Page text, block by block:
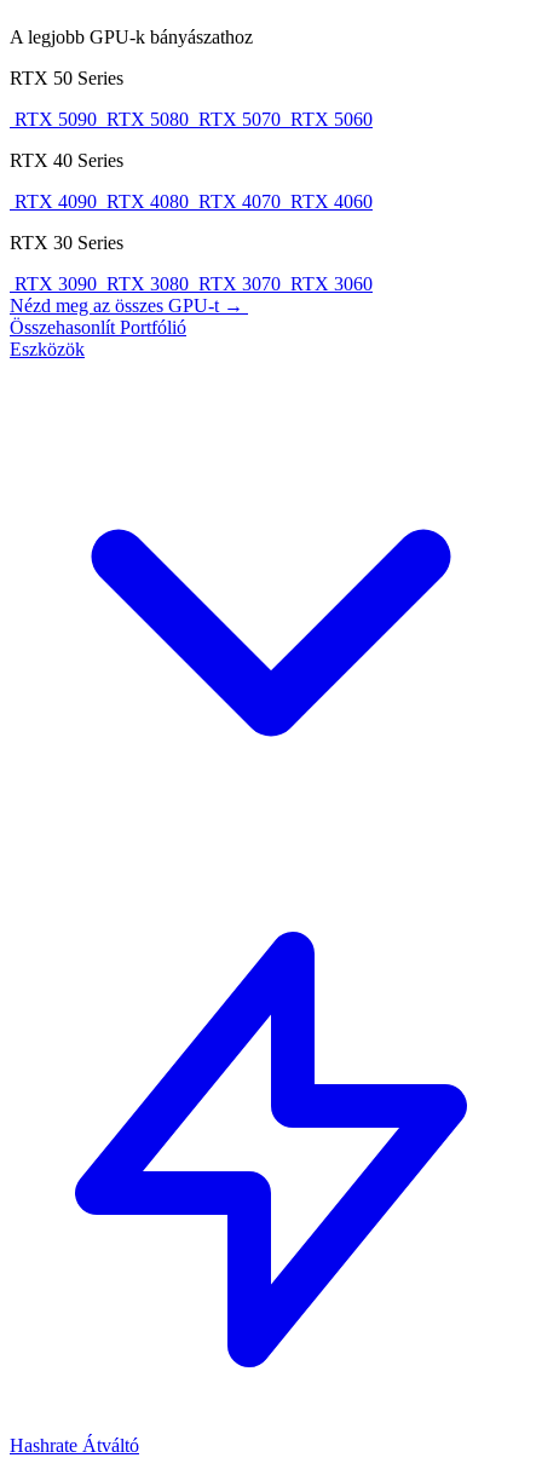
A legjobb GPU-k bányászathoz
RTX 50 Series
RTX 5090 RTX 5080 RTX 5070 RTX 5060
RTX 40 Series
RTX 4090 RTX 4080 RTX 4070 RTX 4060
RTX 30 Series
RTX 3090 RTX 3080 RTX 3070 RTX 3060
Nézd meg az összes GPU-t →
Összehasonlít Portfólió
Eszközök
Hashrate Átváltó